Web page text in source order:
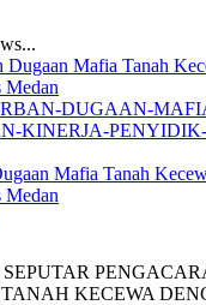
DUGAAN-
KINERJA-
Mafia Tanah
Medan
KECEWA